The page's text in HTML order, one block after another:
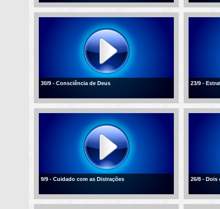
30/9 - Consciência de Deus 23/9 -
9/9 - Cuidado com as Distrações 26/8 - Dois